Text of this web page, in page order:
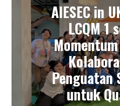
AIESEC in
LCQM 1
Penguatan
untuk